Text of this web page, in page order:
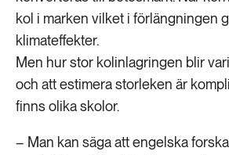
kol i marken vilket i förlängningen
klimateffekter.
Men hur stor kolinlagringen blir
och att estimera storleken är
finns olika skolor.
– Man kan säga att engelska